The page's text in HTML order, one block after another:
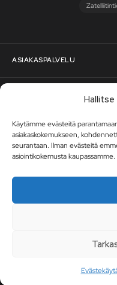
Käytämme evästeitä
asiakaskokemukseen,
seurantaan. Ilman evästeitä
asiointikokemusta kaupassamme.
ASIAKASPALVELU
Pyydä tarjous
Rahoitus
RST-Steelin tarina
rst-steel.com
Tilaa uutiskirje – nappaa